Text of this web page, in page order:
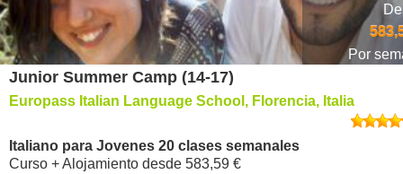
Ayuda
Moneda €
Idioma
Por
Junior Summer Camp (14-17)
Europass Italian Language School, Florencia, Italia
Italiano para Jovenes 20 clases semanales
Curso + Alojamiento desde 583,59 €